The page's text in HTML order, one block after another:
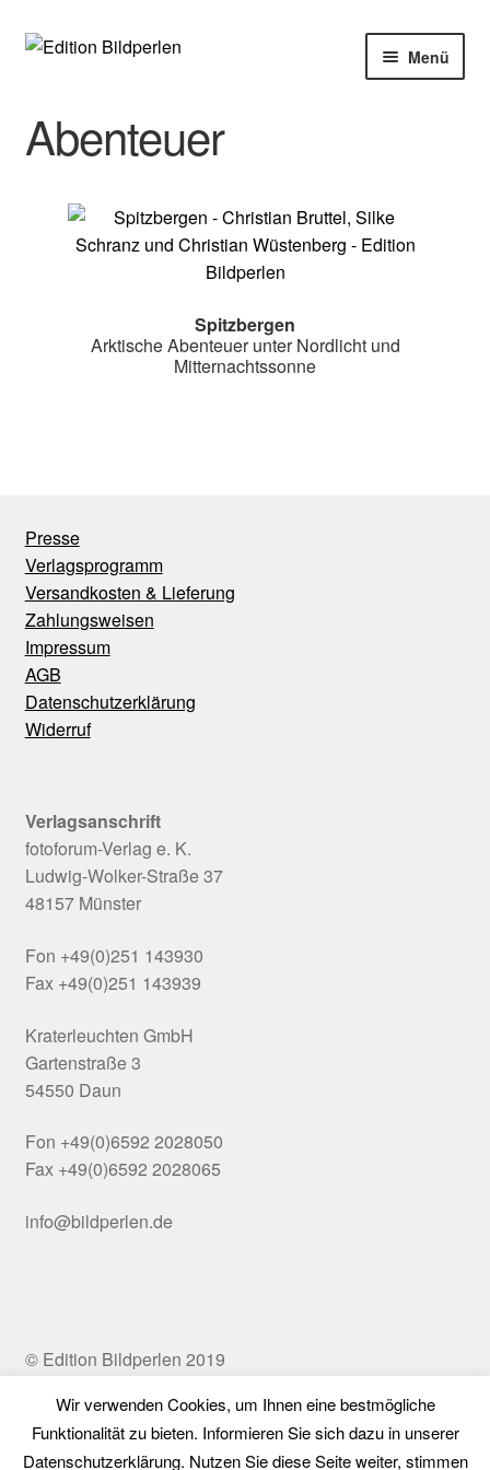
Zur
Zum
Menü
Autoren
Über uns
Abenteuer
Spitzbergen
Arktische Abenteuer unter Nordlicht und
Mitternachtssonne
Presse
Verlagsprogramm
Versandkosten & Lieferung
Zahlungsweisen
Impressum
AGB
Datenschutzerklärung
Widerruf
Verlagsanschrift
fotoforum-Verlag e. K.
Ludwig-Wolker-Straße 37
48157 Münster
Fon +49(0)251 143930
Fax +49(0)251 143939
Kraterleuchten GmbH
Gartenstraße 3
54550 Daun
Fon +49(0)6592 2028050
Fax +49(0)6592 2028065
info@bildperlen.de
© Edition Bildperlen 2019
Vertrag widerrufen
Wir verwenden Cookies, um Ihnen eine bestmögliche
Funktionalität zu bieten. Informieren Sie sich dazu in unserer
Datenschutzerklärung. Nutzen Sie diese Seite weiter, stimmen